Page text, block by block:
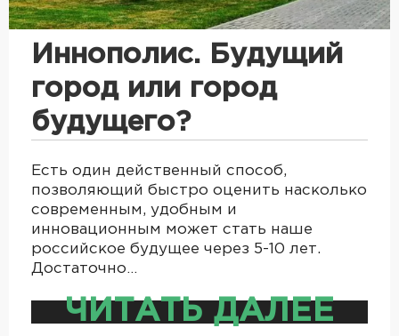
Иннополис. Будущий
город или город
будущего?
Есть один действенный способ,
позволяющий быстро оценить насколько
современным, удобным и
инновационным может стать наше
российское будущее через 5-10 лет.
Достаточно…
ЧИТАТЬ ДАЛЕЕ